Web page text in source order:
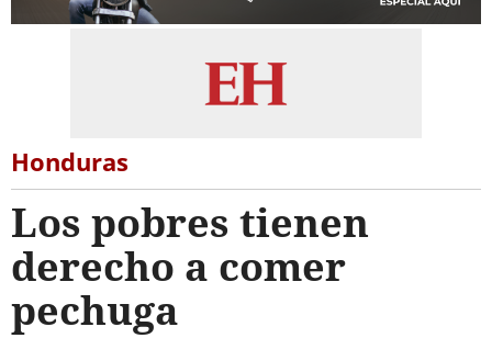
Honduras
Los pobres tienen
derecho a comer
pechuga